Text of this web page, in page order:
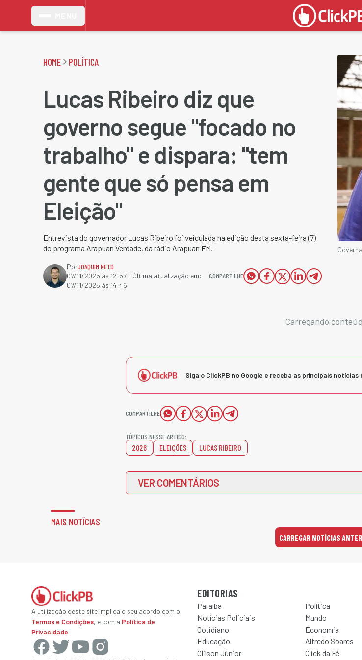
HOME POLÍTICA
Lucas Ribeiro diz que
governo segue "focado no
trabalho" e dispara: "tem
gente que só pensa em
Eleição"
Entrevista do governador Lucas Ribeiro foi veiculada na edição desta sexta-feira (7)
do programa Arapuan Verdade, da rádio Arapuan FM.
PorJOAQUIM NETO
07/11/2025 às 12:57- Última atualização em:
07/11/2025 às 14:46
COMPARTILHE
Carregando
Siga o ClickPB no Google e receba as principais notícias
COMPARTILHE
TÓPICOS NESSE ARTIGO:
2026 ELEIÇÕES LUCAS RIBEIRO
VER COMENTÁRIOS
MAIS NOTÍCIAS
CARREGAR NOTÍCIAS
A utilização deste site implica o seu acordo com o
Termos e Condições, e com a Política de
Privacidade.
EDITORIAS
Paraíba Política
Notícias Policiais
Mundo
Cotidiano
Economia
Educação
Alfredo Soares
Clilson Júnior
Click da Fé